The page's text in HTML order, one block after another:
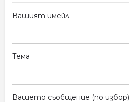
Вашият имейл
Тема
Вашето съобщение (по избор)